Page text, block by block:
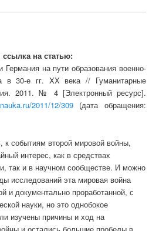
на статью:
на пути образования военно-
в 30-е гг. XX века // Гуманитарные
2011. № 4 [Электронный ресурс].
2011/12/309(дата обращения:
к событиям второй мировой войны,
интерес, как в средствах
так и в научном сообществе. И можно
исследований эта мировая война
и документально проработанной, с
науки, но это однобокое
изучены причины и ход на
и остались большие пробелы в